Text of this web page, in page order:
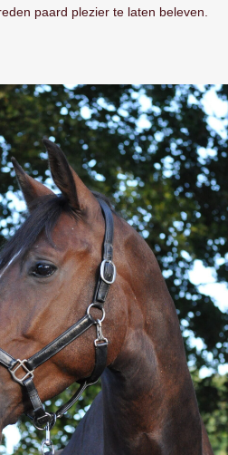
paard plezier te laten beleven.